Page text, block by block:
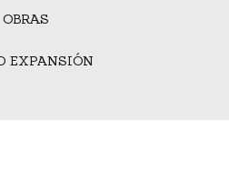
OBRAS
EXPANSIÓN